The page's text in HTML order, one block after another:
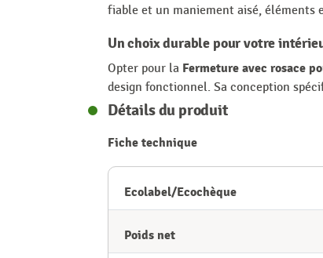
fiable et un maniement aisé,
Un choix durable pour votre
Opter pour la Fermeture avec rosace
design fonctionnel. Sa conception
Détails du produit
Fiche technique
Ecolabel/Ecochèque
Poids net